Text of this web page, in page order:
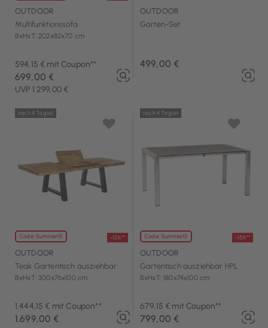
OUTDOOR
Multifunktionssofa
BxHxT: 202x82x70 cm
594,15 € mit Coupon**
UVP 1.299,00 €
699,00 €
OUTDOOR
Garten-Set
499,00 €
Code: Summer15 -15%**
noch 4 Tag(e)
OUTDOOR
Teak Gartentisch ausziehbar
BxHxT: 300x76x100 cm
1.444,15 € mit Coupon**
1.699,00 €
Code: Summer15 -15%**
noch 4 Tag(e)
OUTDOOR
Gartentisch ausziehbar HPL
BxHxT: 180x74x100 cm
679,15 € mit Coupon**
799,00 €